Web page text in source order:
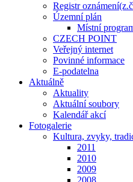
Registr
Územní plán
Místní
CZECH POINT
Veřejný internet
Povinné informace
E-podatelna
Aktuálně
Aktuality
Aktuální soubory
Kalendář akcí
Fotogalerie
Kultura, zvyky,
2011
2010
2009
2008